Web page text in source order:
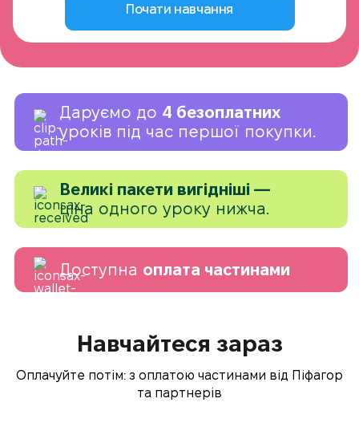
Почати навчання
Даруємо до 4 безоплатних
уроків під час першої покупки.
Великі пакети вигідніші —
ціна одного уроку нижча.
Доступна оплата частинами
Навчайтеся зараз
Оплачуйте потім: з оплатою частинами від Піфагор
та партнерів